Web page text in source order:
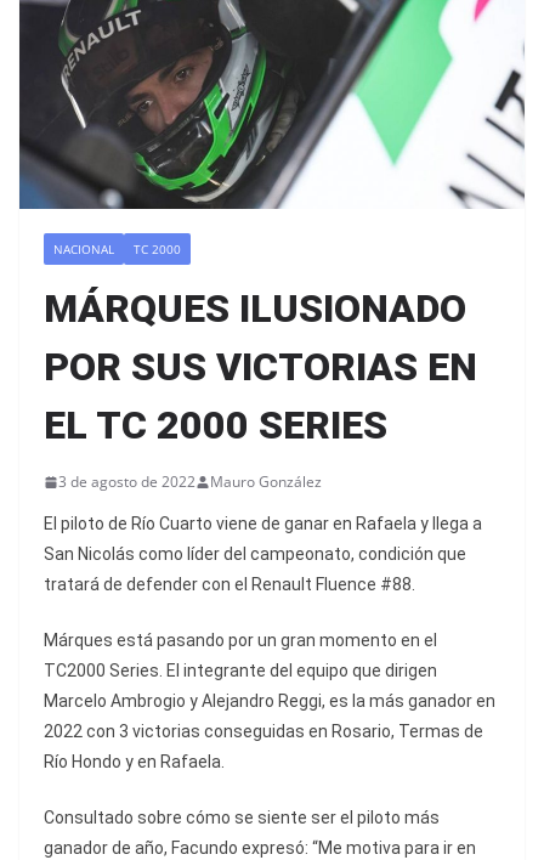
NACIONAL TC 2000
MÁRQUES ILUSIONADO
POR SUS VICTORIAS EN
EL TC 2000 SERIES
3 de agosto de 2022 Mauro González
El piloto de Río Cuarto viene de ganar en Rafaela y llega a
San Nicolás como líder del campeonato, condición que
tratará de defender con el Renault Fluence #88.
Márques está pasando por un gran momento en el
TC2000 Series. El integrante del equipo que dirigen
Marcelo Ambrogio y Alejandro Reggi, es la más ganador en
2022 con 3 victorias conseguidas en Rosario, Termas de
Río Hondo y en Rafaela.
Consultado sobre cómo se siente ser el piloto más
ganador de año, Facundo expresó: “Me motiva para ir en